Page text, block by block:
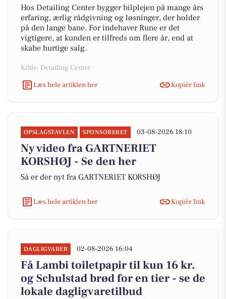
Hos Detailing Center bygger bilplejen på mange års
erfaring, ærlig rådgivning og løsninger, der holder
på den lange bane. For indehaver Rune er det
vigtigere, at kunden er tilfreds om flere år, end at
skabe hurtige salg.
Kilde: Detailing Center
Læs hele artiklen her
Kopiér link
OPSLAGSTAVLEN SPONSORERET 03-08-2026 18:10
Ny video fra GARTNERIET
KORSHØJ - Se den her
Så er der nyt fra GARTNERIET KORSHØJ
Læs hele artiklen her Kopiér link
DAGLIGVARER 02-08-2026 16:04
Få Lambi toiletpapir til kun 16 kr.
og Schulstad brød for en tier - se de
lokale dagligvaretilbud